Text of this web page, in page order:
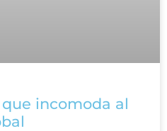
incomoda al